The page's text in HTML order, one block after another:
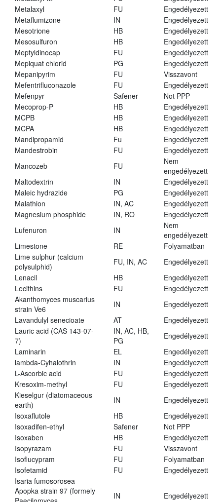
Metalaxyl
FU
Engedélyezett
Metaflumizone
IN
Engedélyezett
Mesotrione
HB
Engedélyezett
Mesosulfuron
HB
Engedélyezett
Meptyldinocap
FU
Engedélyezett
Mepiquat chlorid
PG
Engedélyezett
Mepanipyrim
FU
Visszavont
Mefentrifluconazole
FU
Engedélyezett
Mefenpyr
Safener
Not PPP
Mecoprop-P
HB
Engedélyezett
MCPB
HB
Engedélyezett
MCPA
HB
Engedélyezett
Mandipropamid
Fu
Engedélyezett
Mandestrobin
FU
Engedélyezett
Mancozeb
FU
Nem
engedélyezett
Maltodextrin
IN
Engedélyezett
Maleic hydrazide
PG
Engedélyezett
Malathion
IN, AC
Engedélyezett
Magnesium phosphide
IN, RO
Engedélyezett
Lufenuron
IN
Nem
engedélyezett
Limestone
RE
Folyamatban
Lime sulphur (calcium
polysulphid)
FU, IN, AC
Engedélyezett
Lenacil
HB
Engedélyezett
Lecithins
FU
Engedélyezett
Akanthomyces muscarius
strain Ve6
IN
Engedélyezett
Lavandulyl senecioate
AT
Engedélyezett
Lauric acid (CAS 143-07-
7)
IN, AC, HB,
PG
Engedélyezett
Laminarin
EL
Engedélyezett
lambda-Cyhalothrin
IN
Engedélyezett
L-Ascorbic acid
FU
Engedélyezett
Kresoxim-methyl
FU
Engedélyezett
Kieselgur (diatomaceous
earth)
IN
Engedélyezett
Isoxaflutole
HB
Engedélyezett
Isoxadifen-ethyl
Safener
Not PPP
Isoxaben
HB
Engedélyezett
Isopyrazam
FU
Visszavont
Isoflucypram
FU
Folyamatban
Isofetamid
FU
Engedélyezett
Isaria fumosorosea
Apopka strain 97 (formely
IN Engedélyezett